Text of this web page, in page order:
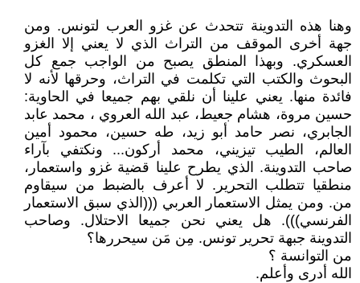
وهنا هذه التدوينة تتحدث عن غزو العرب لتونس. ومن
جهة أخرى الموقف من التراث الذي لا يعني إلا الغزو
العسكري. وبهذا المنطق يصبح من الواجب جمع كل
البحوث والكتب التي تكلمت في التراث، وحرقها لأنه لا
فائدة منها. يعني علينا أن نلقي بهم جميعا في الحاوية:
حسين مروة، هشام جعيط، عبد الله العروي ، محمد عابد
الجابري، نصر حامد أبو زيد، طه حسين، محمود أمين
العالم، الطيب تيزيني، محمد أركون... ونكتفي بآراء
صاحب التدوينة. الذي يطرح علينا قضية غزو واستعمار،
منطقيا تتطلب التحرير. لا أعرف بالضبط من سيقاوم
من. ومن يمثل الاستعمار العربي (((الذي سبق الاستعمار
الفرنسي))). هل يعني نحن جميعا الاحتلال. وصاحب
التدوينة جبهة تحرير تونس. مِن مَن سيحررها؟
من التوانسة ؟
الله أدرى وأعلم.